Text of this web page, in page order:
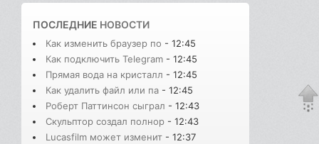
ПОСЛЕДНИЕ НОВОСТИ
Как изменить браузер по - 12:45
Как подключить Telegram - 12:45
Прямая вода на кристалл - 12:45
Как удалить файл или па - 12:45
Роберт Паттинсон сыграл - 12:43
Скульптор создал полнор - 12:43
Lucasfilm может изменит - 12:37